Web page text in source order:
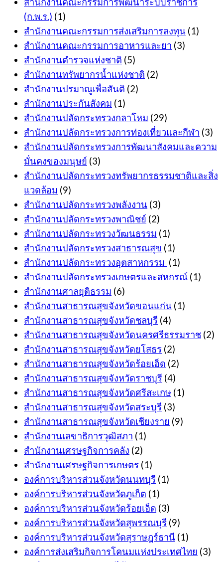
(ก.พ.ร.) (1)
สำนักงานคณะกรรมการส่งเสริมการลงทุน (1)
สำนักงานคณะกรรมการอาหารและยา (3)
สำนักงานตำรวจแห่งชาติ (5)
สำนักงานทรัพยากรน้ำแห่งชาติ (2)
สำนักงานปรมาณูเพื่อสันติ (2)
สำนักงานประกันสังคม (1)
สำนักงานปลัดกระทรวงกลาโหม (29)
สำนักงานปลัดกระทรวงการท่องเที่ยวและกีฬา (3)
สำนักงานปลัดกระทรวงการพัฒนาสังคมและความ
มั่นคงของมนุษย์ (3)
สำนักงานปลัดกระทรวงทรัพยากรธรรมชาติและสิ่ง
แวดล้อม (9)
สำนักงานปลัดกระทรวงพลังงาน (3)
สำนักงานปลัดกระทรวงพาณิชย์ (2)
สำนักงานปลัดกระทรวงวัฒนธรรม (1)
สำนักงานปลัดกระทรวงสาธารณสุข (1)
สำนักงานปลัดกระทรวงอุตสาหกรรม (1)
สำนักงานปลัดกระทรวงเกษตรและสหกรณ์ (1)
สำนักงานศาลยุติธรรม (6)
สำนักงานสาธารณสุขจังหวัดขอนแก่น (1)
สำนักงานสาธารณสุขจังหวัดชลบุรี (4)
สำนักงานสาธารณสุขจังหวัดนครศรีธรรมราช (2)
สำนักงานสาธารณสุขจังหวัดยโสธร (2)
สำนักงานสาธารณสุขจังหวัดร้อยเอ็ด (2)
สำนักงานสาธารณสุขจังหวัดราชบุรี (4)
สำนักงานสาธารณสุขจังหวัดศรีสะเกษ (1)
สำนักงานสาธารณสุขจังหวัดสระบุรี (3)
สำนักงานสาธารณสุขจังหวัดเชียงราย (9)
สำนักงานเลขาธิการวุฒิสภา (1)
สำนักงานเศรษฐกิจการคลัง (2)
สำนักงานเศรษฐกิจการเกษตร (1)
องค์การบริหารส่วนจังหวัดนนทบุรี (1)
องค์การบริหารส่วนจังหวัดภูเก็ต (1)
องค์การบริหารส่วนจังหวัดร้อยเอ็ด (3)
องค์การบริหารส่วนจังหวัดสุพรรณบุรี (9)
องค์การบริหารส่วนจังหวัดสุราษฎร์ธานี (1)
องค์การส่งเสริมกิจการโคนมแห่งประเทศไทย (3)